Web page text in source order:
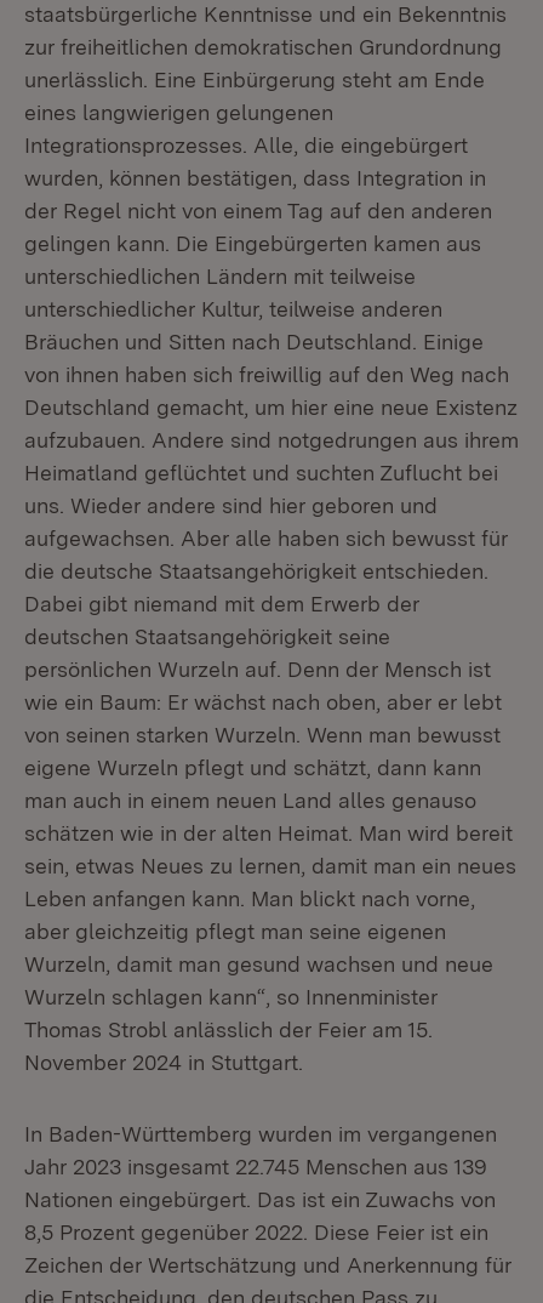
staatsbürgerliche Kenntnisse und ein Bekenntnis
zur freiheitlichen demokratischen Grundordnung
unerlässlich. Eine Einbürgerung steht am Ende
eines langwierigen gelungenen
Integrationsprozesses. Alle, die eingebürgert
wurden, können bestätigen, dass Integration in
der Regel nicht von einem Tag auf den anderen
gelingen kann. Die Eingebürgerten kamen aus
unterschiedlichen Ländern mit teilweise
unterschiedlicher Kultur, teilweise anderen
Bräuchen und Sitten nach Deutschland. Einige
von ihnen haben sich freiwillig auf den Weg nach
Deutschland gemacht, um hier eine neue Existenz
aufzubauen. Andere sind notgedrungen aus ihrem
Heimatland geflüchtet und suchten Zuflucht bei
uns. Wieder andere sind hier geboren und
aufgewachsen. Aber alle haben sich bewusst für
die deutsche Staatsangehörigkeit entschieden.
Dabei gibt niemand mit dem Erwerb der
deutschen Staatsangehörigkeit seine
persönlichen Wurzeln auf. Denn der Mensch ist
wie ein Baum: Er wächst nach oben, aber er lebt
von seinen starken Wurzeln. Wenn man bewusst
eigene Wurzeln pflegt und schätzt, dann kann
man auch in einem neuen Land alles genauso
schätzen wie in der alten Heimat. Man wird bereit
sein, etwas Neues zu lernen, damit man ein neues
Leben anfangen kann. Man blickt nach vorne,
aber gleichzeitig pflegt man seine eigenen
Wurzeln, damit man gesund wachsen und neue
Wurzeln schlagen kann“, so Innenminister
Thomas Strobl anlässlich der Feier am 15.
November 2024 in Stuttgart.
In Baden-Württemberg wurden im vergangenen
Jahr 2023 insgesamt 22.745 Menschen aus 139
Nationen eingebürgert. Das ist ein Zuwachs von
8,5 Prozent gegenüber 2022. Diese Feier ist ein
Zeichen der Wertschätzung und Anerkennung für
die Entscheidung, den deutschen Pass zu